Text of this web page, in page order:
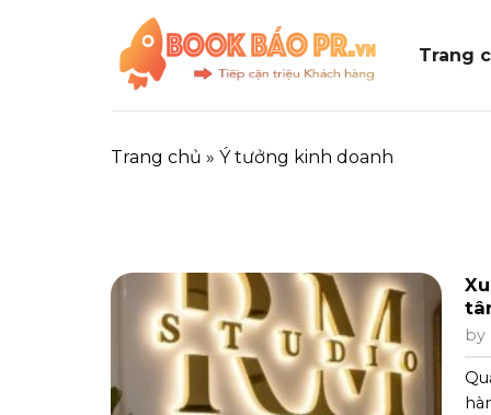
Trang
Trang chủ » Ý tưởng kinh doanh
by